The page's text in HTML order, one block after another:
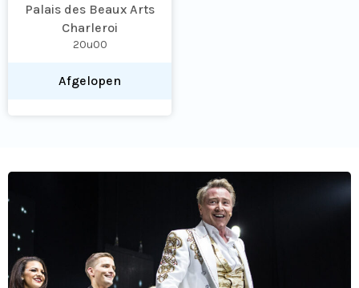
Palais des Beaux Arts
Charleroi
20u00
Afgelopen